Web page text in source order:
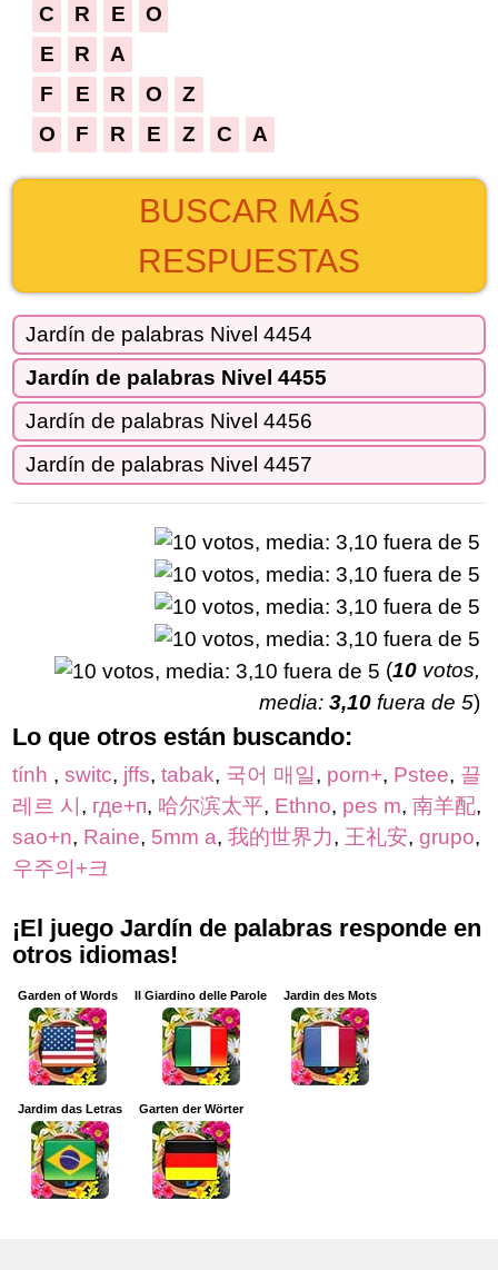
C
R E
O
E
R
A
F
E R O
Z
O
F R E Z C A
BUSCAR MÁS
RESPUESTAS
Jardín de palabras Nivel 4454
Jardín de palabras Nivel 4455
Jardín de palabras Nivel 4456
Jardín de palabras Nivel 4457
(10 votos,
media: 3,10 fuera de 5)
Lo que otros están buscando:
tính , switc, jffs, tabak, 국어 매일, porn+, Pstee, 끌
레르 시 , где+п, 哈尔滨太平, Ethno, pes m, 南羊配,
sao+n, Raine, 5mm a, 我的世界力, 王礼安, grupo,
우주의+크
¡El juego Jardín de palabras responde en
otros idiomas!
Garden of Words Il Giardino delle Parole Jardin des Mots
Jardim das Letras Garten der Wörter